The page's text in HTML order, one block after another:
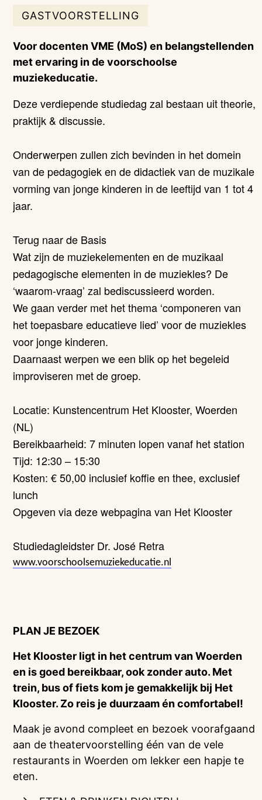
GASTVOORSTELLING
Voor docenten VME (MoS) en belangstellenden
met ervaring in de voorschoolse
muziekeducatie.
Deze verdiepende studiedag zal bestaan uit theorie,
praktijk & discussie.
Onderwerpen zullen zich bevinden in het domein
van de pedagogiek en de didactiek van de muzikale
vorming van jonge kinderen in de leeftijd van 1 tot 4
jaar.
Terug naar de Basis
Wat zijn de muziekelementen en de muzikaal
pedagogische elementen in de muziekles? De
‘waarom-vraag’ zal bediscussieerd worden.
We gaan verder met het thema ‘componeren van
het toepasbare educatieve lied’ voor de muziekles
voor jonge kinderen.
Daarnaast werpen we een blik op het begeleid
improviseren met de groep.
Locatie: Kunstencentrum Het Klooster, Woerden
(NL)
Bereikbaarheid: 7 minuten lopen vanaf het station
Tijd: 12:30 – 15:30
Kosten: € 50,00 inclusief koffie en thee, exclusief
lunch
Opgeven via deze webpagina van Het Klooster
Studiedagleidster Dr. José Retra
www.voorschoolsemuziekeducatie.nl
PLAN JE BEZOEK
Het Klooster ligt in het centrum van Woerden
en is goed bereikbaar, ook zonder auto. Met
trein, bus of fiets kom je gemakkelijk bij Het
Klooster. Zo reis je duurzaam én comfortabel!
Maak je avond compleet en bezoek voorafgaand
aan de theatervoorstelling één van de vele
restaurants in Woerden om lekker een hapje te
eten.